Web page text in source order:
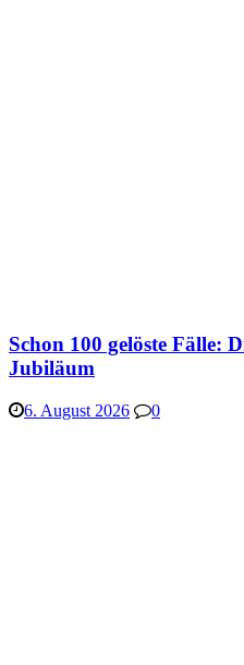
Schon 100 gelöste Fälle:
Jubiläum
6. August 2026 0